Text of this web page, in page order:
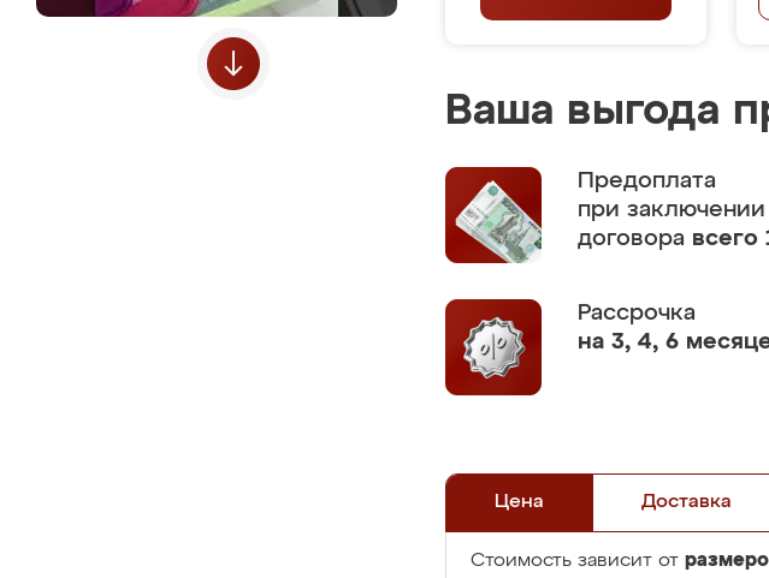
Ваша выгода
Предоплата
при заключении
договора всего
Рассрочка
на 3, 4, 6
Цена Доставка
Стоимость зависит от